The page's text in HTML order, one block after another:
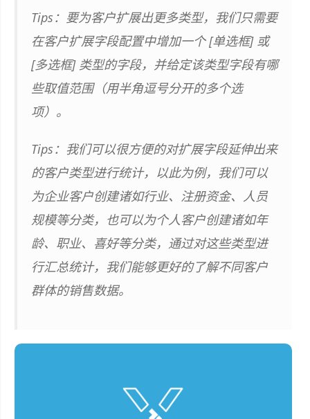
Tips：要为客户扩展出更多类型，我们只需要
在客户扩展字段配置中增加一个 [单选框] 或
[多选框] 类型的字段，并给定该类型字段有哪
些取值范围（用半角逗号分开的多个选
项）。
Tips：我们可以很方便的对扩展字段延伸出来
的客户类型进行统计，以此为例，我们可以
为企业客户创建诸如行业、注册资金、人员
规模等分类，也可以为个人客户创建诸如年
龄、职业、喜好等分类，通过对这些类型进
行汇总统计，我们能够更好的了解不同客户
群体的销售数据。